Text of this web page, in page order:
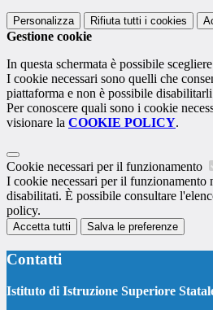
Personalizza Rifiuta tutti i cookies
Gestione cookie
In questa schermata è possibile
I cookie necessari sono quelli che
piattaforma e non è possibile
Per conoscere quali sono i cookie
visionare la COOKIE POLICY.
Cookie necessari per il funzionamento
I cookie necessari per il funzionamento
disabilitati. È possibile consultare
policy.
Accetta tutti Salva le preferenze
Contatti
Istituto di Istruzione Superiore